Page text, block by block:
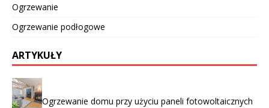
Ogrzewanie
Ogrzewanie podłogowe
ARTYKUŁY
Ogrzewanie domu przy użyciu paneli fotowoltaicznych